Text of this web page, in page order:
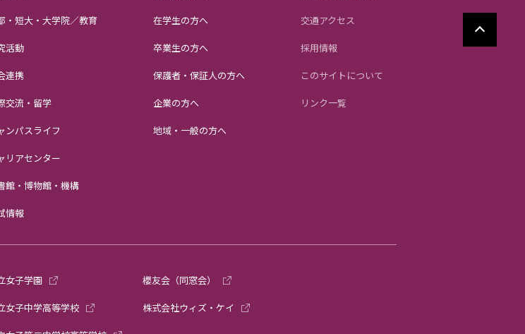
・短大・大学院／教育
活動
連携
交流・留学
ンパスライフ
リアセンター
館・博物館・機構
情報
在学生の方へ
卒業生の方へ
保護者・保証人の方へ
企業の方へ
地域・一般の方へ
交通アクセス
採用情報
このサイトについて
リンク一覧
女子学園
女子中学高等学校
櫻友会（同窓会）
株式会社ウィズ・ケイ